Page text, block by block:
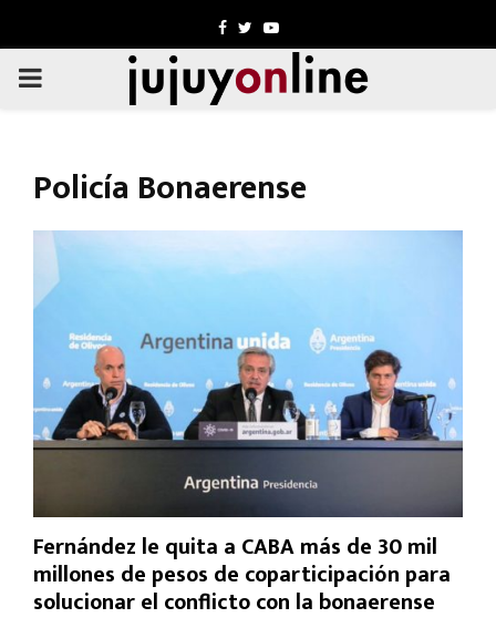
Facebook
TwitterYoutube
PRIMARY
Policía Bonaerense
Fernández le quita a CABA más de 30 mil
millones de pesos de coparticipación para
solucionar el conflicto con la bonaerense